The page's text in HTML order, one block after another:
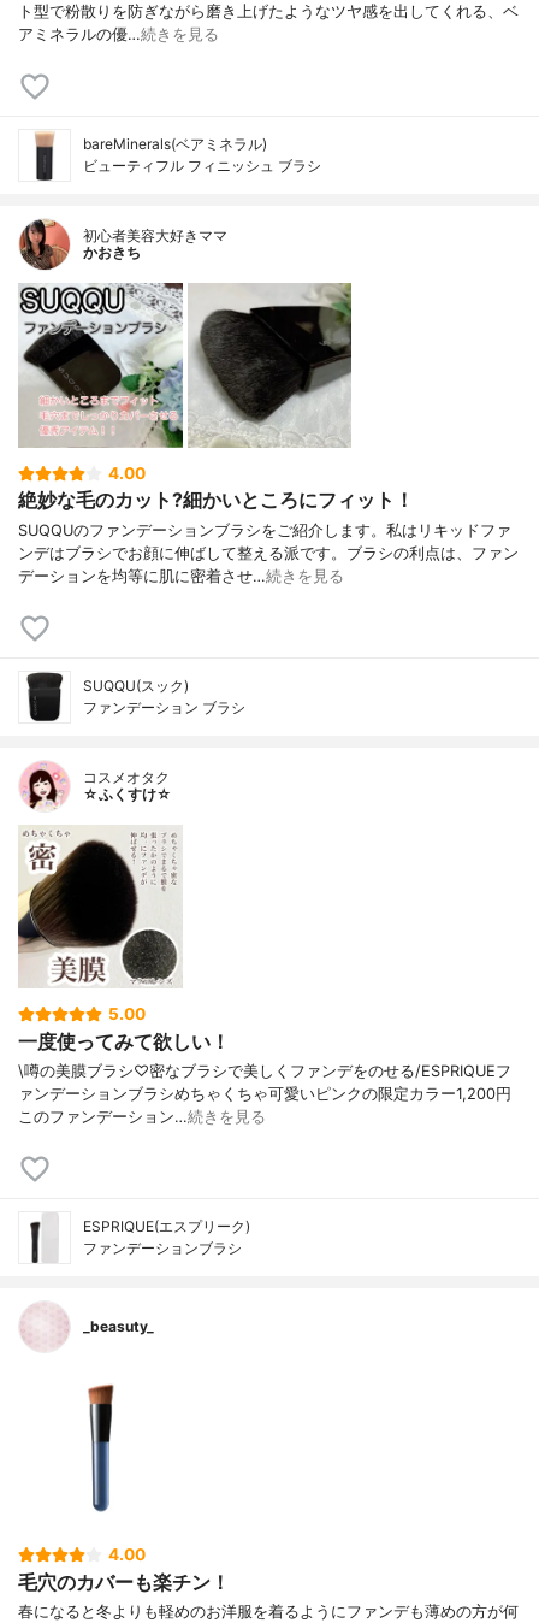
ト型で粉散りを防ぎながら磨き上げたようなツヤ感を出してくれる、ベ
アミネラルの優…続きを見る
bareMinerals(ベアミネラル)
ビューティフル フィニッシュ ブラシ
初心者美容大好きママ
かおきち
4.00
絶妙な毛のカット?細かいところにフィット！
SUQQUのファンデーションブラシをご紹介します。私はリキッドファ
ンデはブラシでお顔に伸ばして整える派です。ブラシの利点は、ファン
デーションを均等に肌に密着させ…続きを見る
SUQQU(スック)
ファンデーション ブラシ
コスメオタク
☆ふくすけ☆
5.00
一度使ってみて欲しい！
\噂の美膜ブラシ♡密なブラシで美しくファンデをのせる/ESPRIQUEフ
ァンデーションブラシめちゃくちゃ可愛いピンクの限定カラー1,200円
このファンデーション…続きを見る
ESPRIQUE(エスプリーク)
ファンデーションブラシ
_beasuty_
4.00
毛穴のカバーも楽チン！
春になると冬よりも軽めのお洋服を着るようにファンデも薄めの方が何